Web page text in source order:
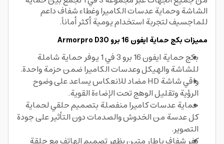
الشاشة وحماية عدسات الكاميرا وغطاء شفاف داعم
للماجسيف لتجربة استخدام يومية أكثر أماناً.
مميزات بكج حماية ايفون 16 برو Armorpro D3O
بكج حماية ايفون 16 برو 3 في 1 يوفر حماية شاملة
للشاشة والهيكل وعدسات الكاميرا ضمن حزمة واحدة.
واقي شاشة HD مضاد للانعكاس يساعد على وضوح
الرؤية وتقليل الوهج تحت الإضاءة القوية.
حماية عدسات كاميرا منفصلة بتصميم حلقي لحماية
كل عدسة من الخدوش والصدمات دون التأثير على جودة
التصوير.
كفر شفاف بإطار متين يظهر تصميم الهاتف مع حلقة